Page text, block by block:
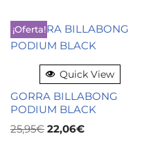
¡Oferta!
Quick View
GORRA BILLABONG
PODIUM BLACK
25,95€ 22,06€